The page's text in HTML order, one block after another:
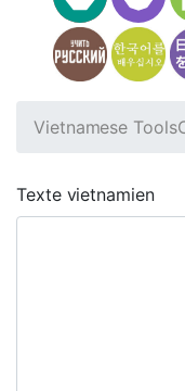
Vietnamese Tools
Texte vietnamien